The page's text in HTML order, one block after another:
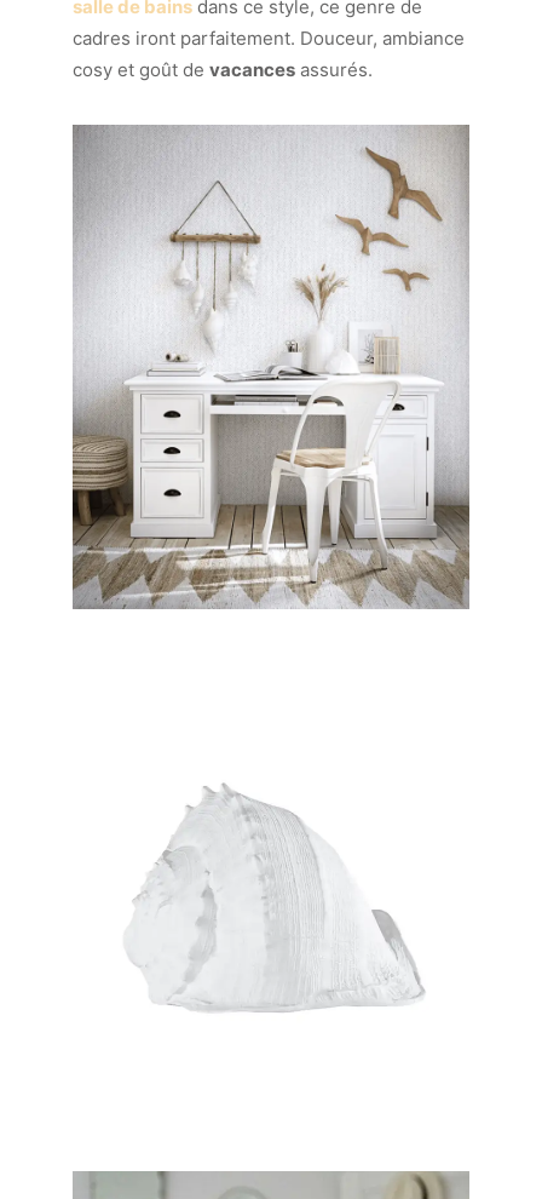
salle de bains dans ce style, ce genre de
cadres iront parfaitement. Douceur, ambiance
cosy et goût de vacances assurés.